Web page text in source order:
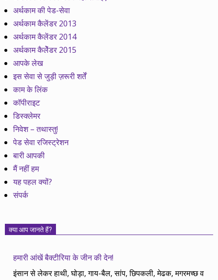
अर्थकाम की पेड-सेवा
अर्थकाम कैलेंडर 2013
अर्थकाम कैलेंडर 2014
अर्थकाम कैलेेंडर 2015
आपके लेख
इस सेवा से जुड़ी ज़रूरी शर्तें
काम के लिंक
कॉपीराइट
डिस्क्लेमर
निवेश – तथास्तु!
पेड सेवा रजिस्ट्रेशन
बारी आपकी
मैं नहीं हम
यह पहल क्यों?
संपर्क
क्या आप जानते हैं?
हमारी आंखें बैक्टीरिया के जीन की देन!
इंसान से लेकर हाथी, घोड़ा, गाय-बैल, सांप, छिपकली, मेढक, मगरमच्छ व